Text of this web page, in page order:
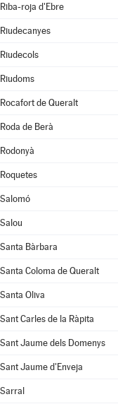
Riba-roja d'Ebre
Riudecanyes
Riudecols
Riudoms
Rocafort de Queralt
Roda de Berà
Rodonyà
Roquetes
Salomó
Salou
Santa Bàrbara
Santa Coloma de Queralt
Santa Oliva
Sant Carles de la Ràpita
Sant Jaume dels Domenys
Sant Jaume d'Enveja
Sarral